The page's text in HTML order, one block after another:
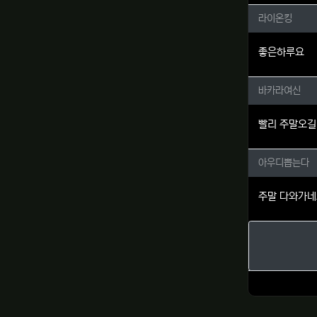
라이온
라이온킹
좋은하루요
바카라
바카라여신
빨리 주말오길
아우디
아우디뽑는다
주말 다와가